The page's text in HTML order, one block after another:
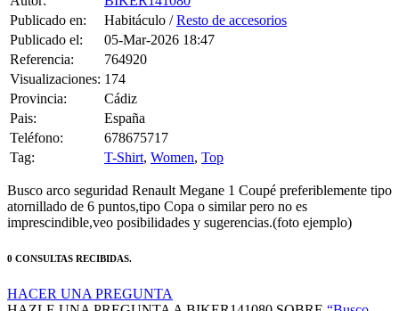
Publicado en:
Habitáculo /Resto de accesorios
Publicado el:
05-Mar-2026 18:47
Referencia:
764920
Visualizaciones: 174
Provincia:
Cádiz
Pais:
España
Teléfono:
678675717
Tag:
T-Shirt, Women, Top
Busco arco seguridad Renault Megane 1 Coupé preferiblemente tipo
atornillado de 6 puntos,tipo Copa o similar pero no es
imprescindible,veo posibilidades y sugerencias.(foto ejemplo)
0 CONSULTAS RECIBIDAS.
HACER UNA PREGUNTA